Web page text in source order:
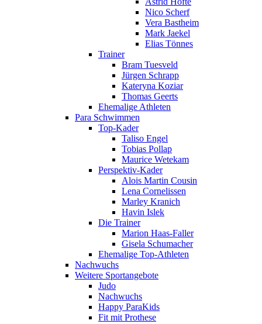
Nico Scherf
Vera Bastheim
Mark Jaekel
Elias Tönnes
Trainer
Bram Tuesveld
Jürgen Schrapp
Kateryna Koziar
Thomas Geerts
Ehemalige Athleten
Para Schwimmen
Top-Kader
Taliso Engel
Tobias Pollap
Maurice Wetekam
Perspektiv-Kader
Alois Martin Cousin
Lena Cornelissen
Marley Kranich
Havin Islek
Die Trainer
Marion Haas-Faller
Gisela Schumacher
Ehemalige Top-Athleten
Nachwuchs
Weitere Sportangebote
Judo
Nachwuchs
Happy ParaKids
Fit mit Prothese